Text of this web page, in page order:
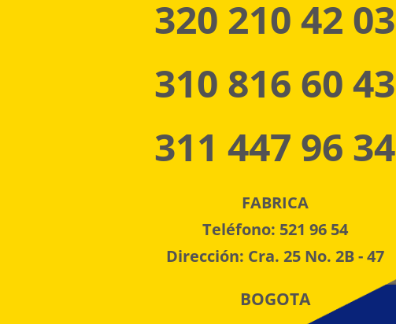
320 210 42 03
310 816 60 43
311 447 96 34
FABRICA
Teléfono: 521 96 54
Dirección: Cra. 25 No. 2B - 47
BOGOTA